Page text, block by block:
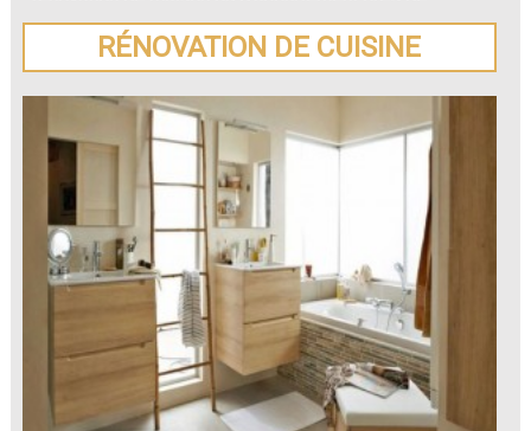
Meistratzheim.
RÉNOVATION DE CUISINE